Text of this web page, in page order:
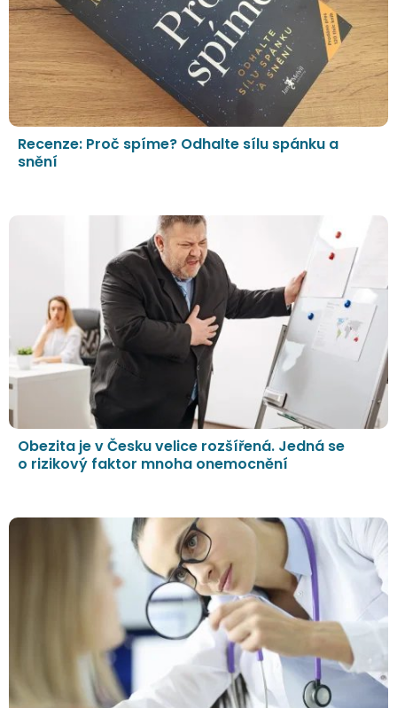
Recenze: Proč spíme? Odhalte sílu spánku a
snění
Obezita je v Česku velice rozšířená. Jedná se
o rizikový faktor mnoha onemocnění